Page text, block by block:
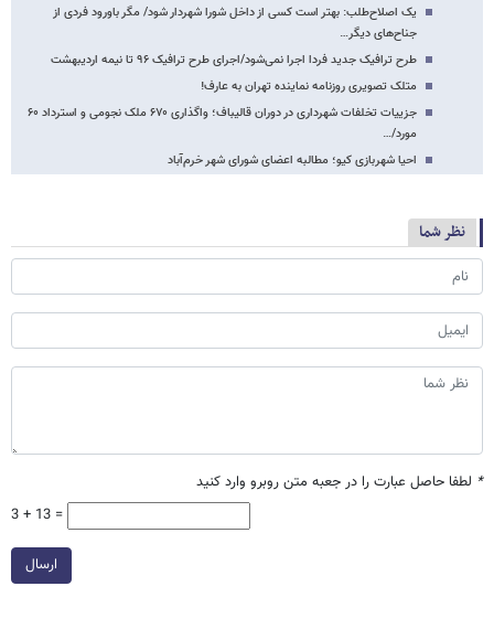
یک اصلاح‌طلب: بهتر است کسی از داخل شورا شهردار شود/ مگر باورود فردی از
جناح‌های دیگر…
طرح ترافیک جدید فردا اجرا نمی‌شود/اجرای طرح ترافیک ۹۶ تا نیمه اردیبهشت
متلک تصویری روزنامه نماینده تهران به عارف!
جزییات تخلفات شهرداری در دوران قالیباف؛ واگذاری ۶۷۰ ملک نجومی و استرداد ۶۰
مورد/…
احیا شهربازی کیو؛ مطالبه اعضای شورای شهر خرم‌آباد
نظر شما
* لطفا حاصل عبارت را در جعبه متن روبرو وارد کنید
3 + 13 =
ارسال